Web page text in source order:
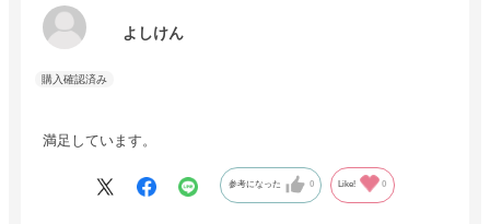
よしけん
満足しています。
参考になった 0 Like! 0